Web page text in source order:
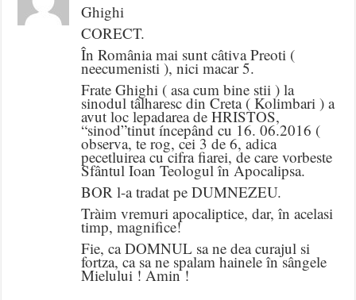
Ghighi
CORECT.
În România mai sunt câtiva Preoti (
neecumenisti ), nici macar 5.
Frate Ghighi ( asa cum bine stii ) la
sinodul tâlharesc din Creta ( Kolimbari ) a
avut loc lepadarea de HRISTOS,
“sinod”tinut íncepând cu 16. 06.2016 (
observa, te rog, cei 3 de 6, adica
pecetluirea cu cifra fiarei, de care vorbeste
Sfântul Ioan Teologul în Apocalipsa.
BOR l-a tradat pe DUMNEZEU.
Tràim vremuri apocaliptice, dar, în acelasi
timp, magnifice!
Fie, ca DOMNUL sa ne dea curajul si
fortza, ca sa ne spalam hainele în sângele
Mielului ! Amin !